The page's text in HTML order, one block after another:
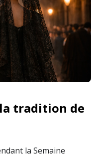
tradition de
la Semaine